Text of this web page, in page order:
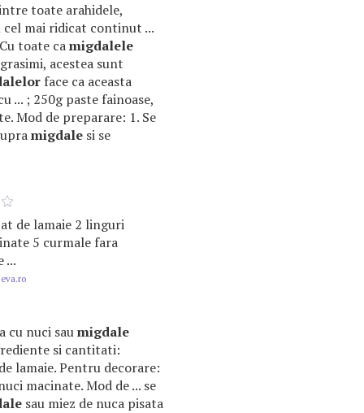
toate arahidele,
mai ridicat continut ...
toate camigdalele
acestea sunt
face ca aceasta
... ; 250g paste fainoase,
Mod de preparare: 1. Se
migdale si se
de lamaie 2 linguri
5 curmale fara
...
cu nuci saumigdale
si cantitati:
lamaie. Pentru decorare:
macinate. Mod de ... se
sau miez de nuca pisata